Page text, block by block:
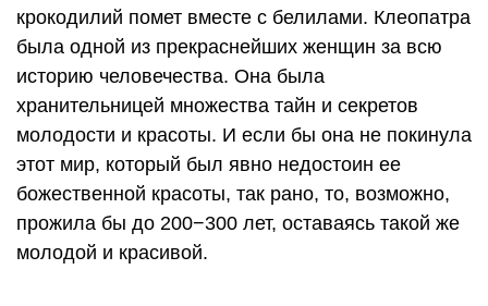
крокодилий помет вместе с белилами. Клеопатра
была одной из прекраснейших женщин за всю
историю человечества. Она была
хранительницей множества тайн и секретов
молодости и красоты. И если бы она не покинула
этот мир, который был явно недостоин ее
божественной красоты, так рано, то, возможно,
прожила бы до 200−300 лет, оставаясь такой же
молодой и красивой.